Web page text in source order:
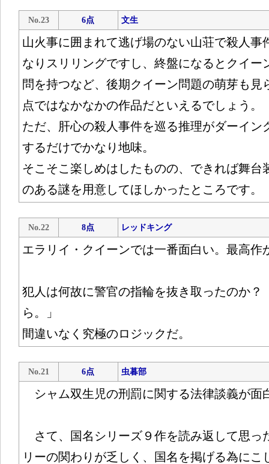
No.23 6点 文生
山火事に囲まれて逃げ場のない山荘で殺人事
なりスリリングですし、終盤になるとクイー
問を持つなど、後期クイーン問題の萌芽も見
点ではなかなかの作品だといえるでしょう。
ただ、肝心の殺人事件を巡る推理がダーイン
するだけでかなり地味。
そこそこ楽しめはしたものの、できれば舞台
のある謎を用意してほしかったところです。
No.22 8点 レッドキング
エラリイ・クイーンでは一番面白い。最高作
犯人は何故に警官の指輪を抜き取ったのか
ら。」
間違いなく究極のロジックだ。
No.21 6点 虫暮部
シャム双生児の刑罰に関する法律談義が面
さて、国名シリーズ９作を読み返して思っ
リーの関わりが乏しく、国名を掲げる為にこ